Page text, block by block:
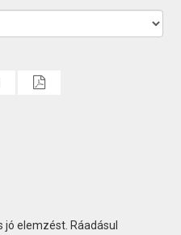
elemzést. Ráadásul